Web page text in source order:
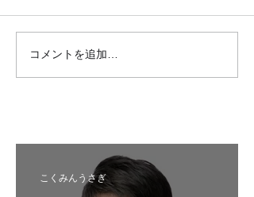
国民民主プレス号外 苫小
牧市特別号 令和8年6月
コメントを追加…
こくみんうさぎ